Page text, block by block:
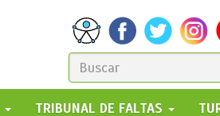
FORMULARIO
DE
GO!
TRIBUNAL DE FALTAS